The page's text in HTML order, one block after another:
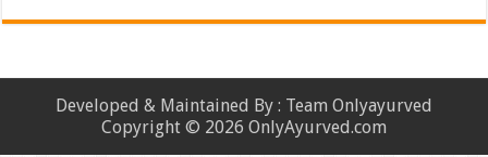
Developed & Maintained By : Team Onlyayurved
Copyright © 2026 OnlyAyurved.com